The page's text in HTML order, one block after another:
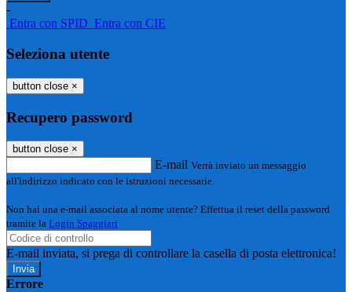
-
Entra con SPID Entra con CIE
Seleziona utente
button close ×
Recupero password
button close ×
E-mail Verrà inviato un messaggio
all'indirizzo indicato con le istruzioni necessarie.
Non hai una e-mail associata al nome utente? Effettua il reset della password
tramite la Login Spaggiari
E-mail inviata, si prega di controllare la casella di posta elettronica!
Errore